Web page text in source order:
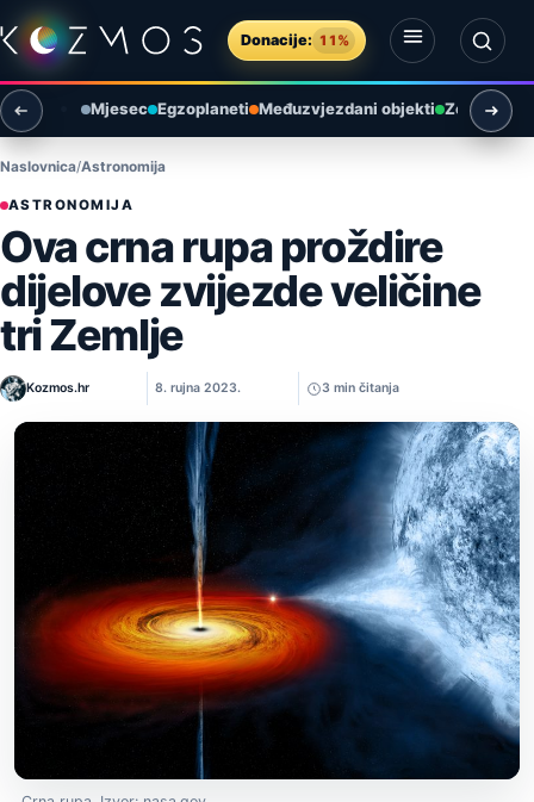
Preskoči na sadržaj
Donacije: 11%
Otvori izbornik
Otvori pretragu
Mjesec Egzoplaneti Međuzvjezdani objekti Zemlja i
Naslovnica Astronomija
ASTRONOMIJA
Ova crna rupa proždire
dijelove zvijezde veličine
tri Zemlje
Kozmos.hr 8. rujna 2023. 3 min čitanja